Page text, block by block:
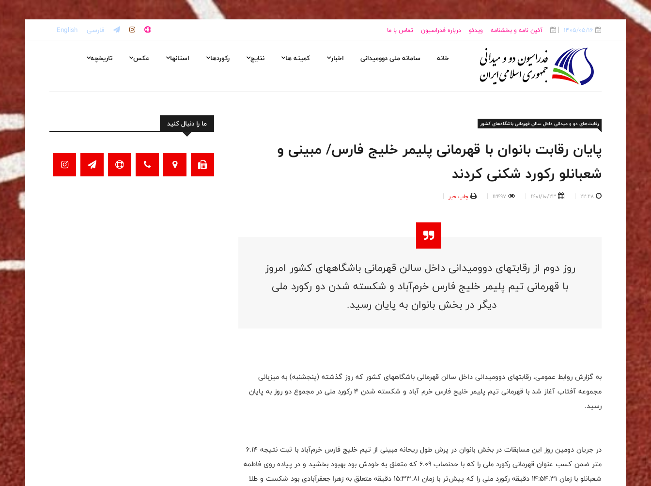
1405/05/16 آئین نامه و بخشنامه ویدئو درباره فدراسیون تماس با ما فارسی English
خانه سامانه ملی دوومیدانی اخبار کمیته ها نتایج رکوردها استانها عکس تاریخچه
رقابت‌های دو و میدانی داخل سالن قهرمانی باشگاه‌های کشور
پایان رقابت بانوان با قهرمانی پلیمر خلیج فارس/ مبینی و
شعبانلو رکورد شکنی کردند
22:28
1401/10/23
12497 چاپ خبر
روز دوم از رقابتهای دوومیدانی داخل سالن قهرمانی باشگاههای کشور امروز
با قهرمانی تیم پلیمر خلیج فارس خرم‌آباد و شکسته شدن دو رکورد ملی
دیگر در بخش بانوان به پایان رسید.
به گزارش روابط عمومی، رقابتهای دوومیدانی داخل سالن قهرمانی باشگاههای کشور که روز گذشته (پنجشنبه) به میزبانی
مجموعه آفتاب آغاز شد با قهرمانی تیم پلیمر خلیج فارس خرم آباد و شکسته شدن ۴ رکورد ملی در مجموع دو روز به پایان
رسید.
در جریان دومین روز این مسابقات در بخش بانوان در پرش طول ریحانه مبینی از تیم خلیج فارس خرم‌آباد با ثبت نتیجه ۶.۱۴
متر ضمن کسب عنوان قهرمانی رکورد ملی را که با حدنصاب ۶.۰۹ که متعلق به خودش بود بهبود بخشید و در پیاده روی فاطمه
شعبانلو با زمان ۱۴:۵۴.۳۱ دقیقه رکورد ملی را که پیش‌تر با زمان ۱۵:۳۳.۸۱ دقیقه متعلق به زهرا جعفرآبادی بود شکست و طلا
ما را دنبال کنید